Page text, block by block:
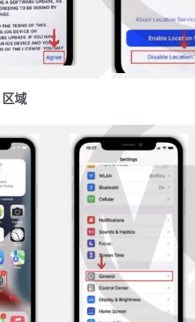
域